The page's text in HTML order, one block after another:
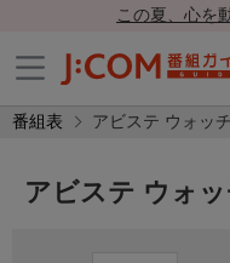
この夏、心を
番組表 アビステ ウォッ
アビステ ウォ